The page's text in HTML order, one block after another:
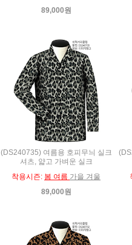
89,000원
(DS240735) 여름용 호피무늬 실크
셔츠, 얇고 가벼운 실크
착용시즌: 봄 여름 가을 겨울
89,000원